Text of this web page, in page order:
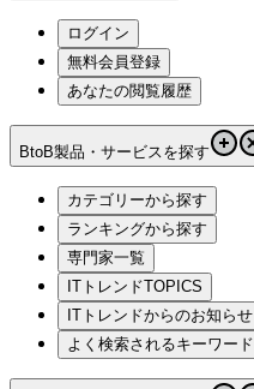
ログイン
無料会員登録
あなたの閲覧履歴
BtoB製品・サービスを探す
カテゴリーから探す
ランキングから探す
専門家一覧
ITトレンドTOPICS
ITトレンドからのお知らせ
よく検索されるキーワード